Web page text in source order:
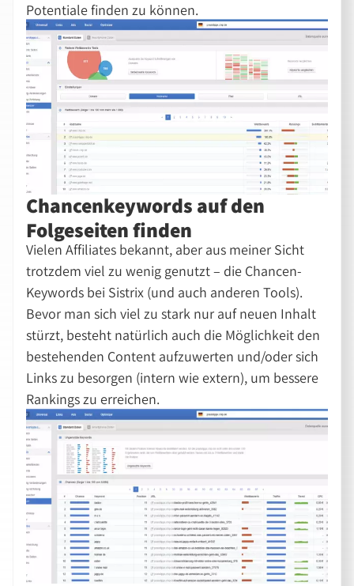
Potentiale finden zu können.
Chancenkeywords auf den
Folgeseiten finden
Vielen Affiliates bekannt, aber aus meiner Sicht
trotzdem viel zu wenig genutzt – die Chancen-
Keywords bei Sistrix (und auch anderen Tools).
Bevor man sich viel zu stark nur auf neuen Inhalt
stürzt, besteht natürlich auch die Möglichkeit den
bestehenden Content aufzuwerten und/oder sich
Links zu besorgen (intern wie extern), um bessere
Rankings zu erreichen.